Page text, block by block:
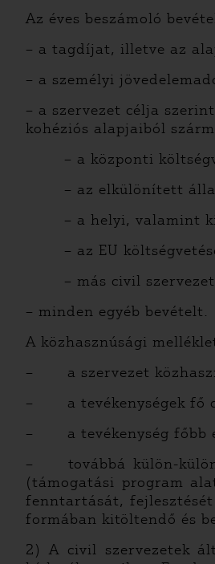
Az éves beszámoló
– a tagdíjat, illetve az
– a személyi
– a szervezet célja
kohéziós alapjaiból
– a központi
– az elkülönített
– a helyi, valamint
– az EU
– más civil
– minden egyéb bevételt.
A közhasznúsági
– a szervezet
– a tevékenységek fő
– a tevékenység főbb
– továbbá külön-külön
(támogatási program
fenntartását,
formában kitöltendő és
2) A civil szervezetek